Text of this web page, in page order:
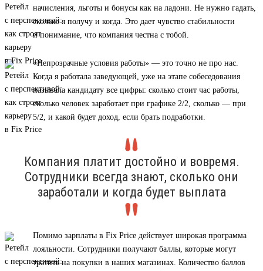
начисления, льготы и бонусы как на ладони. Не нужно гадать,
сколько я получу и когда. Это дает чувство стабильности
и понимание, что компания честна с тобой.
«Непрозрачные условия работы» — это точно не про нас.
Когда я работала заведующей, уже на этапе собеседования
называла кандидату все цифры: сколько стоит час работы,
сколько человек заработает при графике 2/2, сколько — при
5/2, и какой будет доход, если брать подработки.
Компания платит достойно и вовремя.
Сотрудники всегда знают, сколько они
заработали и когда будет выплата
Помимо зарплаты в Fix Price действует широкая программа
лояльности. Сотрудники получают баллы, которые могут
тратить на покупки в наших магазинах. Количество баллов